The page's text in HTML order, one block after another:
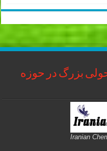
بزرگ در حوزه
Iranian